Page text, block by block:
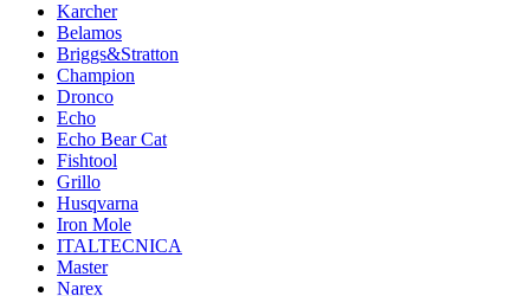
Karcher
Belamos
Briggs&Stratton
Champion
Dronco
Echo
Echo Bear Cat
Fishtool
Grillo
Husqvarna
Iron Mole
ITALTECNICA
Master
Narex